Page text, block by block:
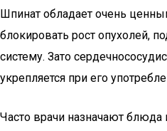
Шпинат обладает очень
блокировать рост опухолей,
систему. Зато
укрепляется при его
Часто врачи назначают